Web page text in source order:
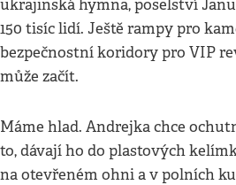
ukrajinská hymna, poselství
150 tisíc lidí. Ještě rampy pro
bezpečnostní koridory pro VIP
může začít.
Máme hlad. Andrejka chce
to, dávají ho do plastových
na otevřeném ohni a v polních